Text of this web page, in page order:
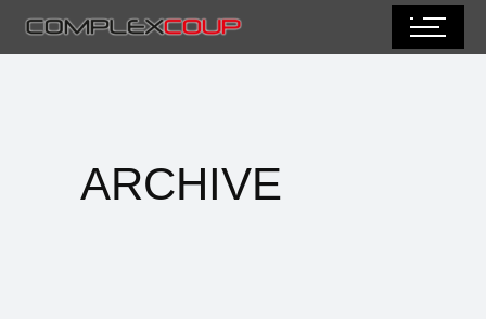
ARCHIVE